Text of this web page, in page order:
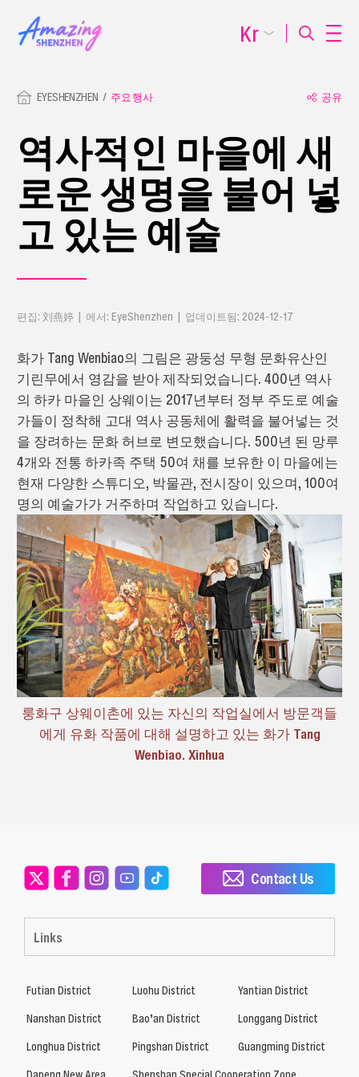
EYESHENZHEN 주요 행사 공유
역사적인 마을에 새
로운 생명을 불어 넣
고 있는 예술
편집: 刘燕婷 | 에서: EyeShenzhen | 업데이트됨: 2024-12-17
화가 Tang Wenbiao의 그림은 광둥성 무형 문화유산인
기린무에서 영감을 받아 제작되었습니다. 400년 역사
의 하카 마을인 상웨이는 2017년부터 정부 주도로 예술
가들이 정착해 고대 역사 공동체에 활력을 불어넣는 것
을 장려하는 문화 허브로 변모했습니다. 500년 된 망루
4개와 전통 하카족 주택 50여 채를 보유한 이 마을에는
현재 다양한 스튜디오, 박물관, 전시장이 있으며, 100여
명의 예술가가 거주하며 작업하고 있습니다.
룽화구 상웨이촌에 있는 자신의 작업실에서 방문객들
에게 유화 작품에 대해 설명하고 있는 화가 Tang
Wenbiao. Xinhua
Kr
Links
Contact Us
Futian District Luohu District
Yantian District
Nanshan District
Bao’an District
Longgang District
Longhua District
Pingshan District
Guangming District